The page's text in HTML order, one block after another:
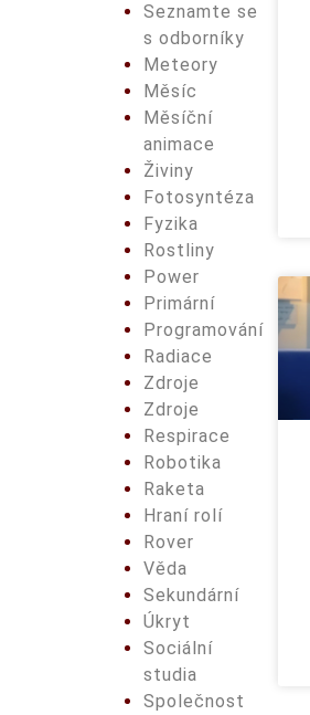
Seznamte se
s odborníky
Meteory
Měsíc
Měsíční
animace
Živiny
Fotosyntéza
Fyzika
Rostliny
Power
Primární
Programování
Radiace
Zdroje
Zdroje
Respirace
Robotika
Raketa
Hraní rolí
Rover
Věda
Sekundární
Úkryt
Sociální
studia
Společnost